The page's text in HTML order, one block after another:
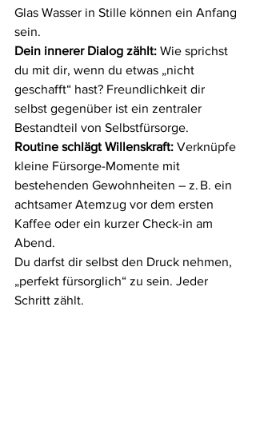
Glas Wasser in Stille können ein Anfang
sein.
Dein innerer Dialog zählt: Wie sprichst
du mit dir, wenn du etwas „nicht
geschafft“ hast? Freundlichkeit dir
selbst gegenüber ist ein zentraler
Bestandteil von Selbstfürsorge.
Routine schlägt Willenskraft: Verknüpfe
kleine Fürsorge-Momente mit
bestehenden Gewohnheiten – z. B. ein
achtsamer Atemzug vor dem ersten
Kaffee oder ein kurzer Check-in am
Abend.
Du darfst dir selbst den Druck nehmen,
„perfekt fürsorglich“ zu sein. Jeder
Schritt zählt.